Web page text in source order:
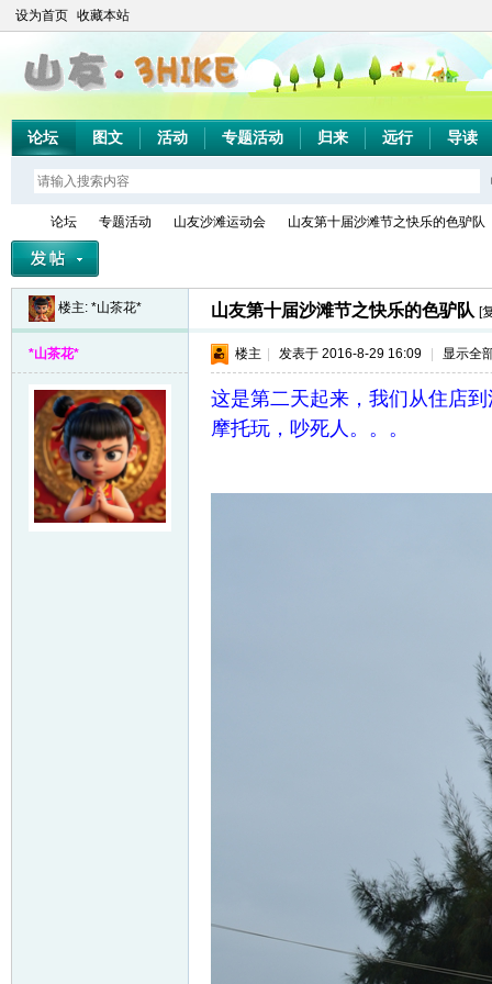
设为首页 收藏本站
论坛 图文 活动 专题活动 归来 远行 导读
»
论坛
›
专题活动 山友沙滩运动会 山友第十届沙滩节之快乐的色驴队
楼主: *山茶花* 山友第十届沙滩节之快乐的色驴队 [
*山茶花* 楼主 发表于 2016-8-29 16:09 显示全
这是第二天起来，我们从住店
摩托玩，吵死人。。。